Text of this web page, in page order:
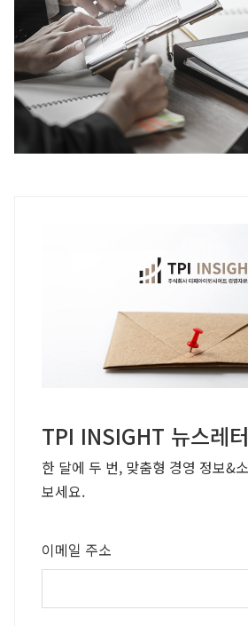
TPI INSIGHT 뉴스레
한 달에 두 번, 맞춤형 경영 정보&
보세요.
이메일 주소